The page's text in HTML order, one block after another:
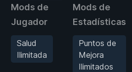
Mods de
Jugador
Salud
Ilimitada
Mods de
Estadísticas
Puntos de
Mejora
Ilimitados